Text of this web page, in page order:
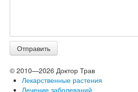
© 2010—2026 Доктор Трав
Лекарственные растения
Лечение заболеваний